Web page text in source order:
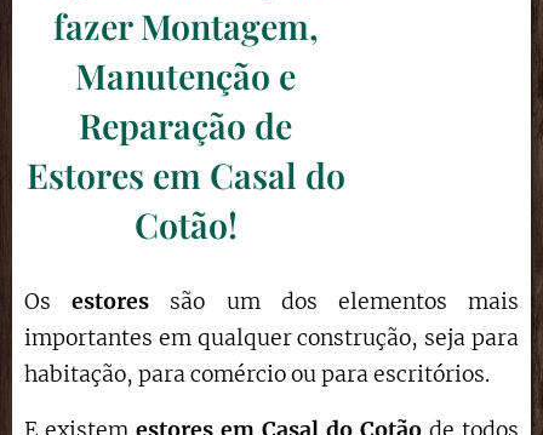
fazer Montagem,
Manutenção e
Reparação de
Estores em Casal do
Cotão!
Os estores são um dos elementos mais
importantes em qualquer construção, seja para
habitação, para comércio ou para escritórios.